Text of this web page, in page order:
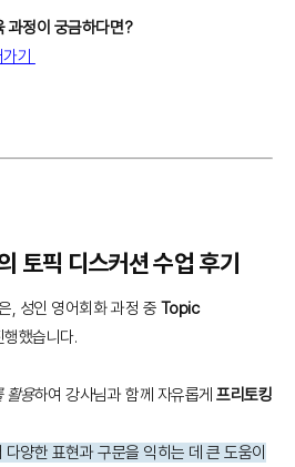
과정이 궁금하다면?
기
토픽 디스커션 수업 후기
, 성인 영어회화 과정 중 Topic
했습니다.
활용하여 강사님과 함께 자유롭게프리토킹
다양한 표현과 구문을 익히는 데 큰 도움이